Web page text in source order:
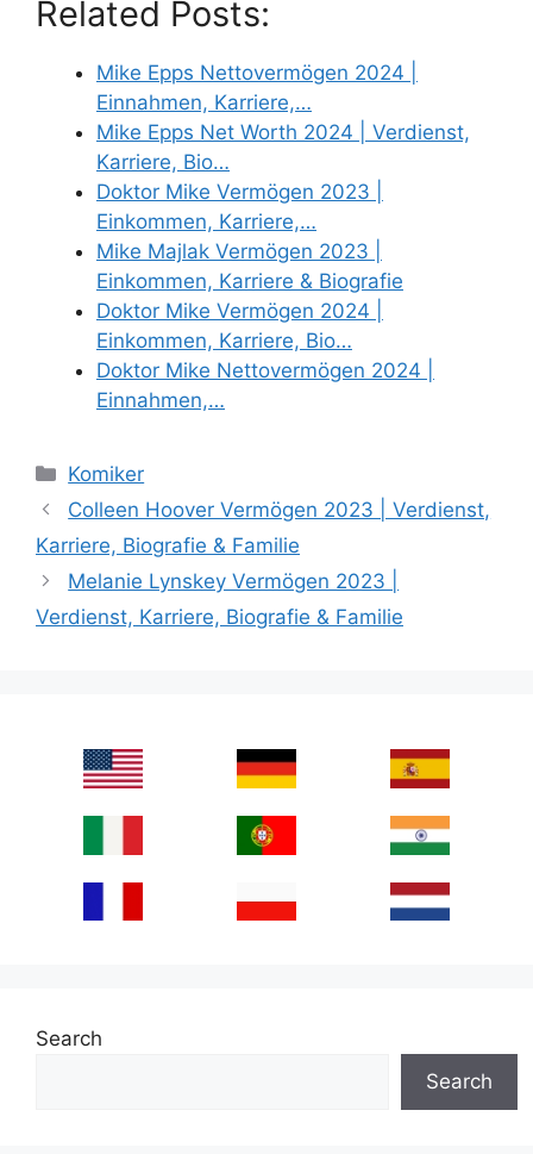
Related Posts:
Mike Epps Nettovermögen 2024 |
Einnahmen, Karriere,…
Mike Epps Net Worth 2024 | Verdienst,
Karriere, Bio…
Doktor Mike Vermögen 2023 |
Einkommen, Karriere,…
Mike Majlak Vermögen 2023 |
Einkommen, Karriere & Biografie
Doktor Mike Vermögen 2024 |
Einkommen, Karriere, Bio…
Doktor Mike Nettovermögen 2024 |
Einnahmen,…
Categories
Komiker
Colleen Hoover Vermögen 2023 | Verdienst,
Karriere, Biografie & Familie
Melanie Lynskey Vermögen 2023 |
Verdienst, Karriere, Biografie & Familie
Search
Search